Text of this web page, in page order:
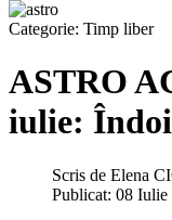
Categorie: Timp liber
ASTRO
iulie:
Scris de Elena
Publicat: 08 Iulie